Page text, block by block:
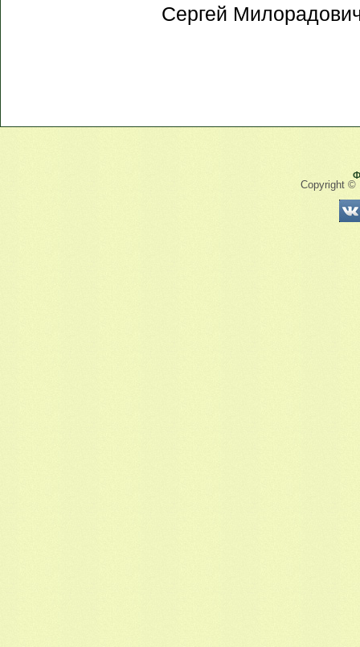
Сергей
Copyright ©